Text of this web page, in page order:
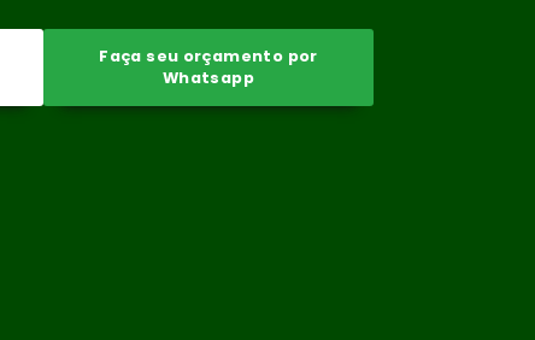
Faça seu orçamento por
Whatsapp